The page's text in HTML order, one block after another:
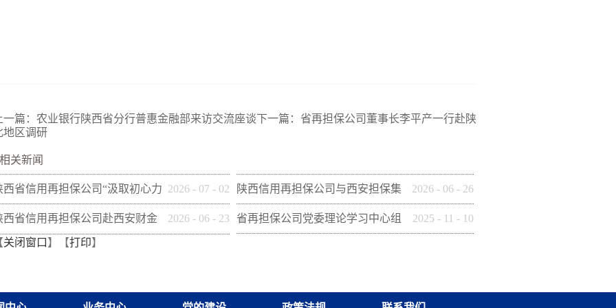
一篇： 农业银行陕西省分行普惠金融部来访交流座谈下一篇： 省再担保公司董事长李平产一行赴陕
地区调研
相关新闻
西省信用再担保公司“汲取初心力
熔铸再担脊梁”全体党员专题培
班在富平干部学院举办
2026 - 07 - 02 陕西信用再担保公司与西安担保集
团联合开展“党建引领聚合力 联学
2026 - 06 - 26
西省信用再担保公司赴西安财金
展“筑牢党建基础 共促经济发展”
2026 - 06 - 23 省再担保公司党委理论学习中心组 2025 - 11 - 10
关闭窗口 】【打印】